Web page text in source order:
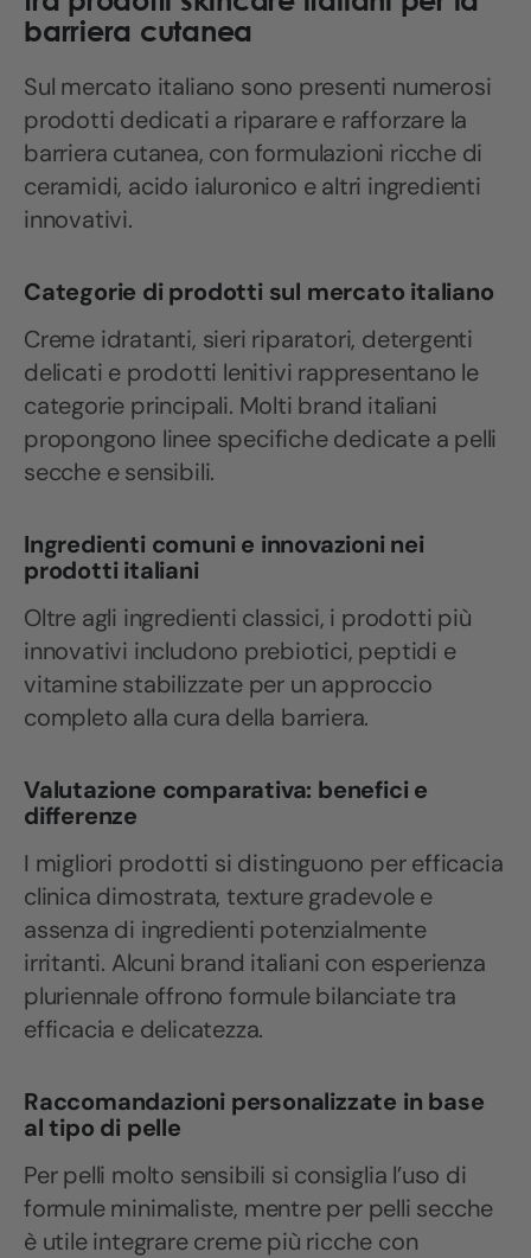
barriera cutanea
Sul mercato italiano sono presenti numerosi
prodotti dedicati a riparare e rafforzare la
barriera cutanea, con formulazioni ricche di
ceramidi, acido ialuronico e altri ingredienti
innovativi.
Categorie di prodotti sul mercato italiano
Creme idratanti, sieri riparatori, detergenti
delicati e prodotti lenitivi rappresentano le
categorie principali. Molti brand italiani
propongono linee specifiche dedicate a pelli
secche e sensibili.
Ingredienti comuni e innovazioni nei
prodotti italiani
Oltre agli ingredienti classici, i prodotti più
innovativi includono prebiotici, peptidi e
vitamine stabilizzate per un approccio
completo alla cura della barriera.
Valutazione comparativa: benefici e
differenze
I migliori prodotti si distinguono per efficacia
clinica dimostrata, texture gradevole e
assenza di ingredienti potenzialmente
irritanti. Alcuni brand italiani con esperienza
pluriennale offrono formule bilanciate tra
efficacia e delicatezza.
Raccomandazioni personalizzate in base
al tipo di pelle
Per pelli molto sensibili si consiglia l’uso di
formule minimaliste, mentre per pelli secche
è utile integrare creme più ricche con